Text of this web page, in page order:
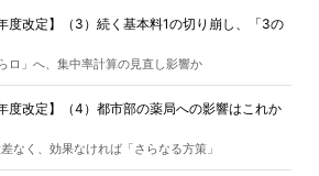
度改定】（3）続く基本料1の切り崩し、「3の
ロ」へ、集中率計算の見直し影響か
度改定】（4）都市部の薬局への影響はこれか
なく、効果なければ「さらなる方策」